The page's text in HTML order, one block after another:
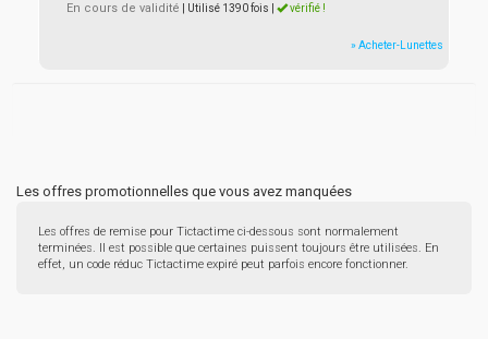
En cours de validité | Utilisé 1390 fois vérifié !
» Acheter-Lunettes
Les offres promotionnelles que vous avez manquées
Les offres de remise pour Tictactime ci-dessous sont normalement
terminées. Il est possible que certaines puissent toujours être utilisées. En
effet, un code réduc Tictactime expiré peut parfois encore fonctionner.